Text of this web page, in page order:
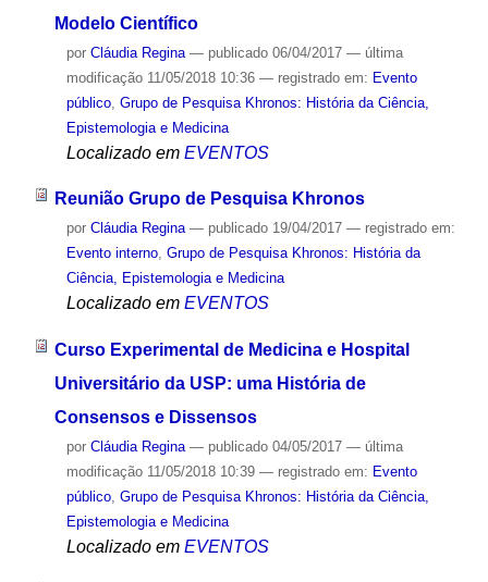
Modelo Científico
por Cláudia Regina — publicado06/04/2017 — última
modificação11/05/2018 10:36 — registrado em: Evento
público, Grupo de Pesquisa Khronos: História da Ciência,
Epistemologia e Medicina
Localizado em EVENTOS
Reunião Grupo de Pesquisa Khronos
por Cláudia Regina — publicado19/04/2017 — registrado em:
Evento interno, Grupo de Pesquisa Khronos: História da
Ciência, Epistemologia e Medicina
Localizado em EVENTOS
Curso Experimental de Medicina e Hospital
Universitário da USP: uma História de
Consensos e Dissensos
por Cláudia Regina — publicado04/05/2017 — última
modificação11/05/2018 10:39 — registrado em: Evento
público, Grupo de Pesquisa Khronos: História da Ciência,
Epistemologia e Medicina
Localizado em EVENTOS